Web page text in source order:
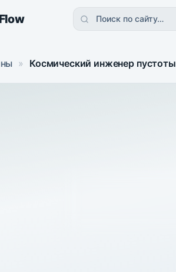
Поиск по сайту…
» Космический инженер пустоты